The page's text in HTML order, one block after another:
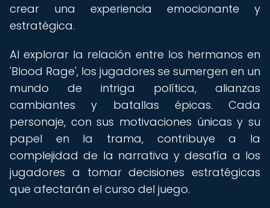
crear una experiencia emocionante y
estratégica.
Al explorar la relación entre los hermanos en
'Blood Rage', los jugadores se sumergen en un
mundo de intriga política, alianzas
cambiantes y batallas épicas. Cada
personaje, con sus motivaciones únicas y su
papel en la trama, contribuye a la
complejidad de la narrativa y desafía a los
jugadores a tomar decisiones estratégicas
que afectarán el curso del juego.